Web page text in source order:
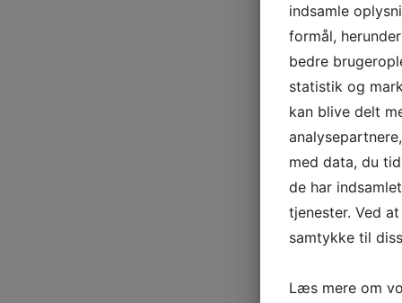
indsamle
formål,
bedre
statistik og
kan blive delt
med data, du
de har
tjenester. Ved
samtykke til
Læs mere om